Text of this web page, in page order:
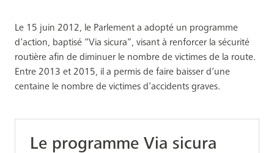
Le 15 juin 2012, le Parlement a adopté un programme
d’action, baptisé “Via sicura”, visant à renforcer la sécurité
routière afin de diminuer le nombre de victimes de la route.
Entre 2013 et 2015, il a permis de faire baisser d’une
centaine le nombre de victimes d’accidents graves.
Le programme Via sicura